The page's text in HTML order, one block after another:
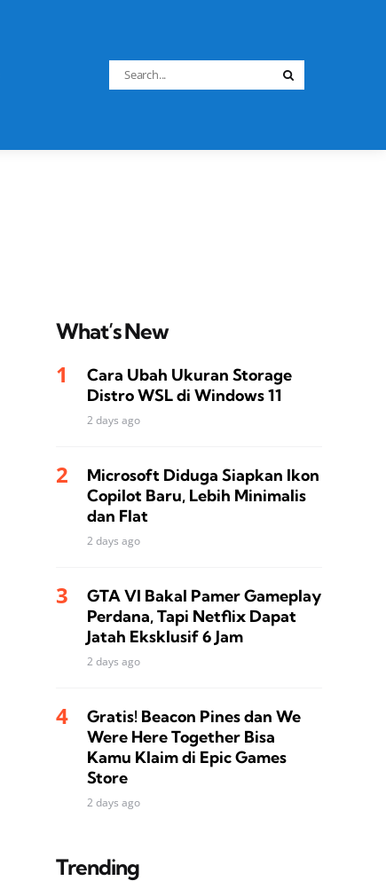
Search
for:
What’s New
Cara Ubah Ukuran Storage
Distro WSL di Windows 11
2 days ago
Microsoft Diduga Siapkan Ikon
Copilot Baru, Lebih Minimalis
dan Flat
2 days ago
GTA VI Bakal Pamer Gameplay
Perdana, Tapi Netflix Dapat
Jatah Eksklusif 6 Jam
2 days ago
Gratis! Beacon Pines dan We
Were Here Together Bisa
Kamu Klaim di Epic Games
Store
2 days ago
Trending